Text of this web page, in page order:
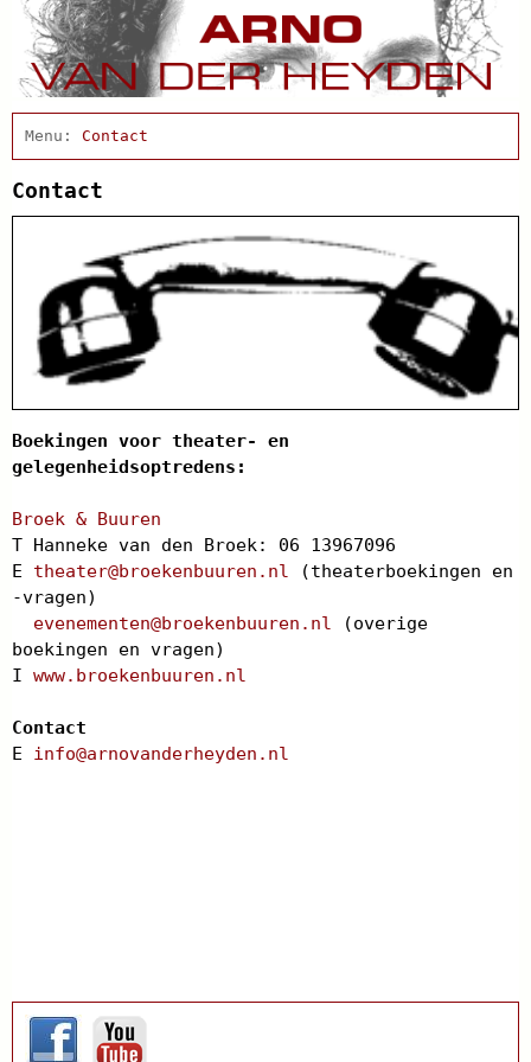
Home
Afscheidsbijeenkomst
Condoleance
Cabaret
Clips
Discografie
Projecten
Schnabbel en babbel
Biografie
Agenda
In de pers
Links
Contact
Contact
Boekingen voor theater- en
gelegenheidsoptredens:
Broek & Buuren
T Hanneke van den Broek: 06 13967096
E theater@broekenbuuren.nl (theaterboekingen en
-vragen)
evenementen@broekenbuuren.nl
(overige
boekingen en vragen)
I www.broekenbuuren.nl
Contact
E info@arnovanderheyden.nl